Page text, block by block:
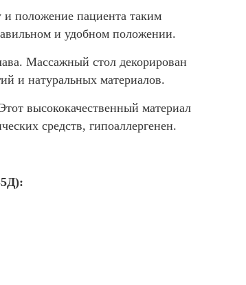
и положение пациента таким
и удобном положении.
Массажный стол декорирован
и натуральных материалов.
высококачественный материал
средств, гипоаллергенен.